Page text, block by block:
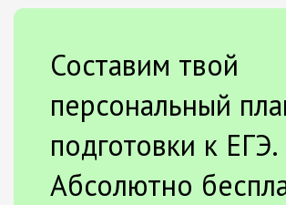
Составим твой
персональный
подготовки к ЕГЭ.
Абсолютно